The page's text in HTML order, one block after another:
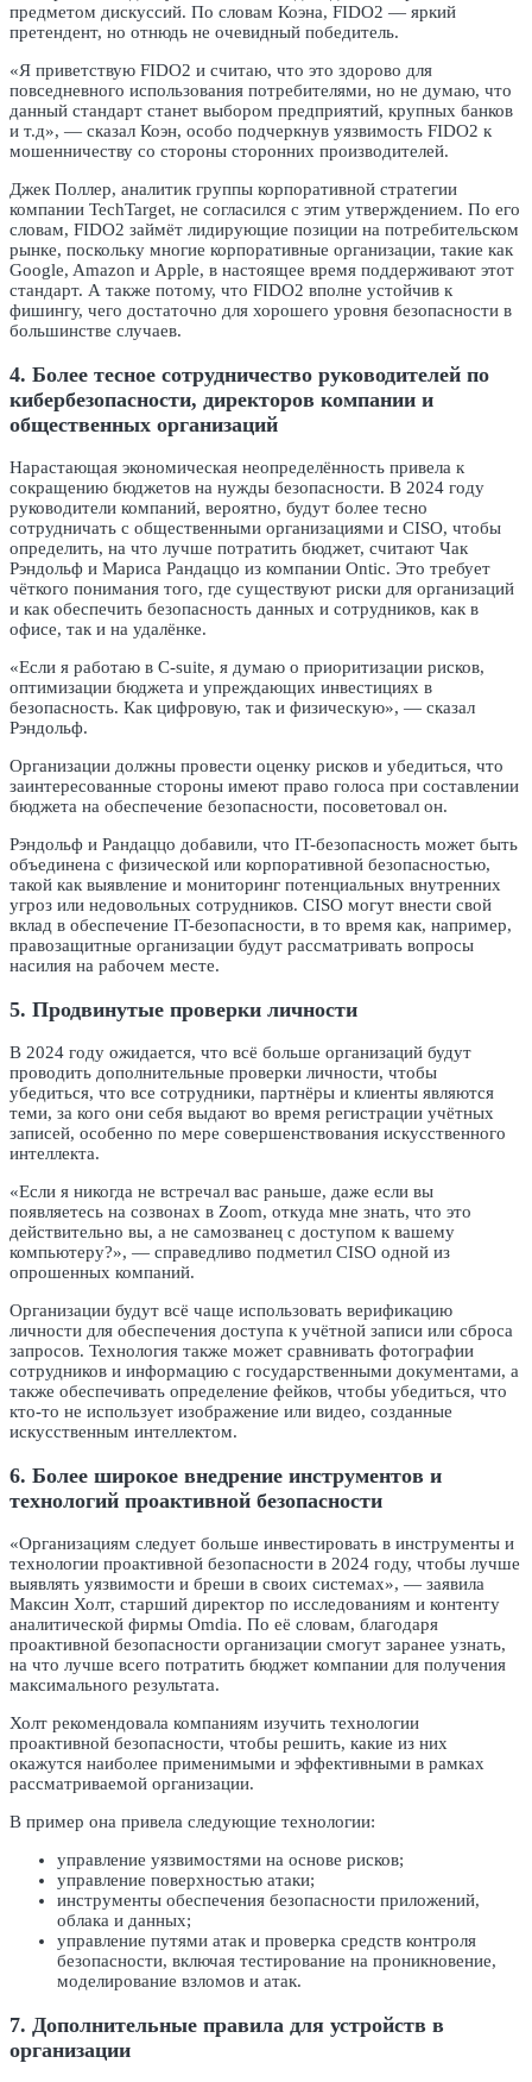
предметом дискуссий. По словам Коэна, FIDO2 — яркий
претендент, но отнюдь не очевидный победитель.
«Я приветствую FIDO2 и считаю, что это здорово для
повседневного использования потребителями, но не думаю, что
данный стандарт станет выбором предприятий, крупных банков
и т.д», — сказал Коэн, особо подчеркнув уязвимость FIDO2 к
мошенничеству со стороны сторонних производителей.
Джек Поллер, аналитик группы корпоративной стратегии
компании TechTarget, не согласился с этим утверждением. По его
словам, FIDO2 займёт лидирующие позиции на потребительском
рынке, поскольку многие корпоративные организации, такие как
Google, Amazon и Apple, в настоящее время поддерживают этот
стандарт. А также потому, что FIDO2 вполне устойчив к
фишингу, чего достаточно для хорошего уровня безопасности в
большинстве случаев.
4. Более тесное сотрудничество руководителей по
кибербезопасности, директоров компании и
общественных организаций
Нарастающая экономическая неопределённость привела к
сокращению бюджетов на нужды безопасности. В 2024 году
руководители компаний, вероятно, будут более тесно
сотрудничать с общественными организациями и CISO, чтобы
определить, на что лучше потратить бюджет, считают Чак
Рэндольф и Мариса Рандаццо из компании Ontic. Это требует
чёткого понимания того, где существуют риски для организаций
и как обеспечить безопасность данных и сотрудников, как в
офисе, так и на удалёнке.
«Если я работаю в C-suite, я думаю о приоритизации рисков,
оптимизации бюджета и упреждающих инвестициях в
безопасность. Как цифровую, так и физическую», — сказал
Рэндольф.
Организации должны провести оценку рисков и убедиться, что
заинтересованные стороны имеют право голоса при составлении
бюджета на обеспечение безопасности, посоветовал он.
Рэндольф и Рандаццо добавили, что IT-безопасность может быть
объединена с физической или корпоративной безопасностью,
такой как выявление и мониторинг потенциальных внутренних
угроз или недовольных сотрудников. CISO могут внести свой
вклад в обеспечение IT-безопасности, в то время как, например,
правозащитные организации будут рассматривать вопросы
насилия на рабочем месте.
5. Продвинутые проверки личности
В 2024 году ожидается, что всё больше организаций будут
проводить дополнительные проверки личности, чтобы
убедиться, что все сотрудники, партнёры и клиенты являются
теми, за кого они себя выдают во время регистрации учётных
записей, особенно по мере совершенствования искусственного
интеллекта.
«Если я никогда не встречал вас раньше, даже если вы
появляетесь на созвонах в Zoom, откуда мне знать, что это
действительно вы, а не самозванец с доступом к вашему
компьютеру?», — справедливо подметил CISO одной из
опрошенных компаний.
Организации будут всё чаще использовать верификацию
личности для обеспечения доступа к учётной записи или сброса
запросов. Технология также может сравнивать фотографии
сотрудников и информацию с государственными документами, а
также обеспечивать определение фейков, чтобы убедиться, что
кто-то не использует изображение или видео, созданные
искусственным интеллектом.
6. Более широкое внедрение инструментов и
технологий проактивной безопасности
«Организациям следует больше инвестировать в инструменты и
технологии проактивной безопасности в 2024 году, чтобы лучше
выявлять уязвимости и бреши в своих системах», — заявила
Максин Холт, старший директор по исследованиям и контенту
аналитической фирмы Omdia. По её словам, благодаря
проактивной безопасности организации смогут заранее узнать,
на что лучше всего потратить бюджет компании для получения
максимального результата.
Холт рекомендовала компаниям изучить технологии
проактивной безопасности, чтобы решить, какие из них
окажутся наиболее применимыми и эффективными в рамках
рассматриваемой организации.
В пример она привела следующие технологии:
управление уязвимостями на основе рисков;
управление поверхностью атаки;
инструменты обеспечения безопасности приложений,
облака и данных;
управление путями атак и проверка средств контроля
безопасности, включая тестирование на проникновение,
моделирование взломов и атак.
7. Дополнительные правила для устройств в
организации